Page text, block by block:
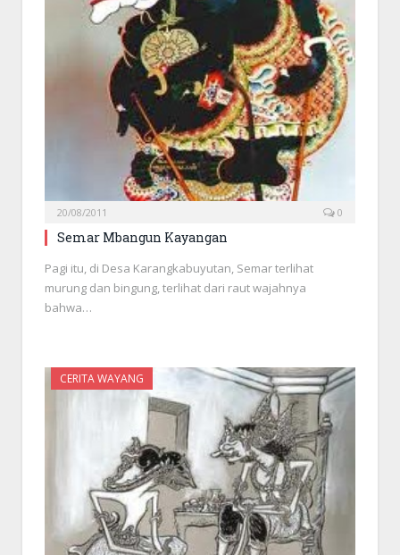
20/08/2011 0
Semar Mbangun Kayangan
Pagi itu, di Desa Karangkabuyutan, Semar terlihat
murung dan bingung, terlihat dari raut wajahnya
bahwa…
CERITA WAYANG